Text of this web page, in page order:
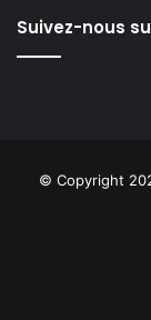
Suivez-nous
© Copyright